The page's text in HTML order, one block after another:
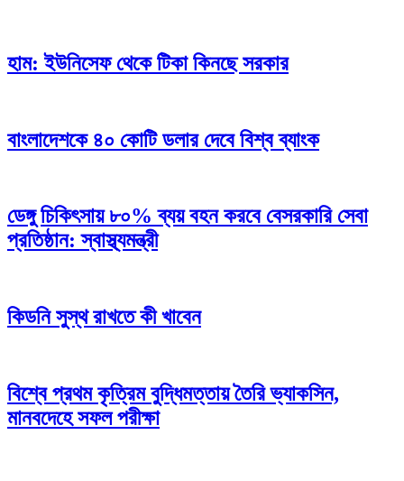
হাম: ইউনিসেফ থেকে টিকা কিনছে সরকার
বাংলাদেশকে ৪০ কোটি ডলার দেবে বিশ্ব ব্যাংক
ডেঙ্গু চিকিৎসায় ৮০% ব্যয় বহন করবে বেসরকারি সেবা
প্রতিষ্ঠান: স্বাস্থ্যমন্ত্রী
কিডনি সুস্থ রাখতে কী খাবেন
বিশ্বে প্রথম কৃত্রিম বুদ্ধিমত্তায় তৈরি ভ্যাকসিন,
মানবদেহে সফল পরীক্ষা